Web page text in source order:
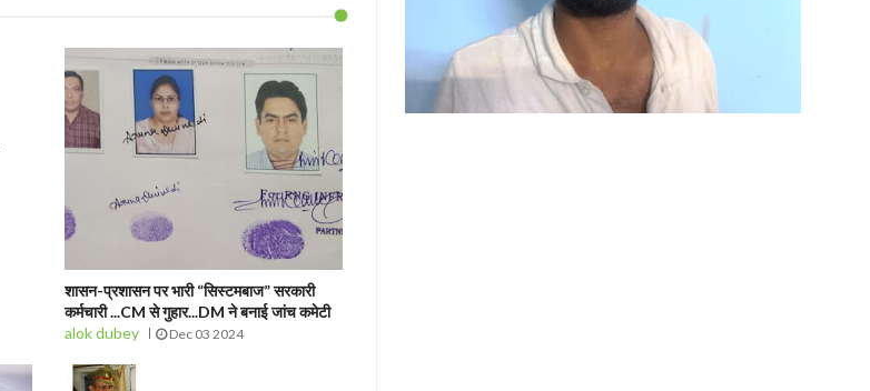
शासन-प्रशासन पर भारी “सिस्टमबाज” सरकारी
कर्मचारी ...CM से गुहार...DM ने बनाई जांच कमेटी
alok dubey
Dec 03 2024